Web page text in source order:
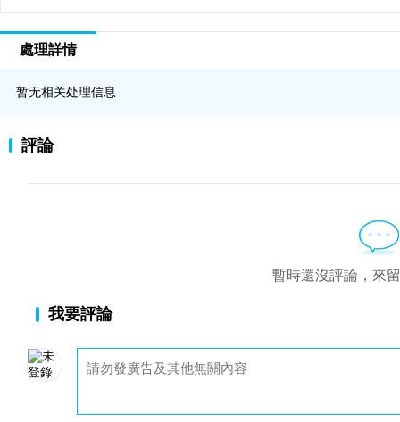
處理詳情
暂无相关处理信息
評論
暫時還沒評論，來
我要評論